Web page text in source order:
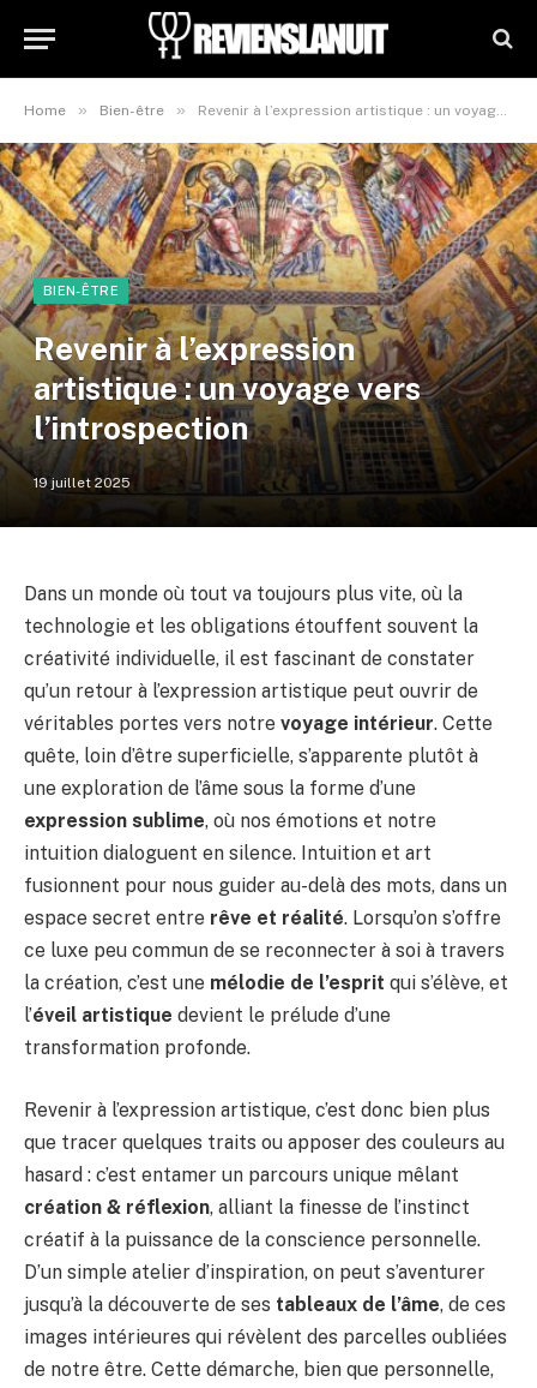
Home » Bien-être » Revenir à l’expression artistique : un voyage vers l’introspection
BIEN-ÊTRE
Revenir à l’expression
artistique : un voyage vers
l’introspection
19 juillet 2025
Dans un monde où tout va toujours plus vite, où la
technologie et les obligations étouffent souvent la
créativité individuelle, il est fascinant de constater
qu’un retour à l’expression artistique peut ouvrir de
véritables portes vers notre voyage intérieur. Cette
quête, loin d’être superficielle, s’apparente plutôt à
une exploration de l’âme sous la forme d’une
expression sublime, où nos émotions et notre
intuition dialoguent en silence. Intuition et art
fusionnent pour nous guider au-delà des mots, dans un
espace secret entre rêve et réalité. Lorsqu’on s’offre
ce luxe peu commun de se reconnecter à soi à travers
la création, c’est une mélodie de l’esprit qui s’élève, et
l’éveil artistique devient le prélude d’une
transformation profonde.
Revenir à l’expression artistique, c’est donc bien plus
que tracer quelques traits ou apposer des couleurs au
hasard : c’est entamer un parcours unique mêlant
création & réflexion, alliant la finesse de l’instinct
créatif à la puissance de la conscience personnelle.
D’un simple atelier d’inspiration, on peut s’aventurer
jusqu’à la découverte de ses tableaux de l’âme, de ces
images intérieures qui révèlent des parcelles oubliées
de notre être. Cette démarche, bien que personnelle,